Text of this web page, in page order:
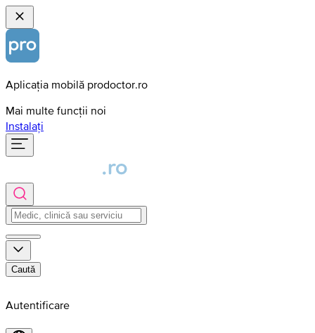
Aplicația mobilă prodoctor.ro
Mai multe funcții noi
Instalați
Caută
Autentificare